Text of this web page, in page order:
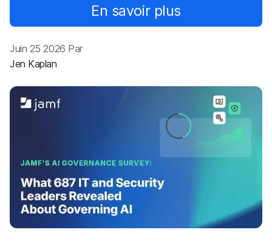
l
n
En savoir plus
Juin 25 2026 Par
Jen Kaplan